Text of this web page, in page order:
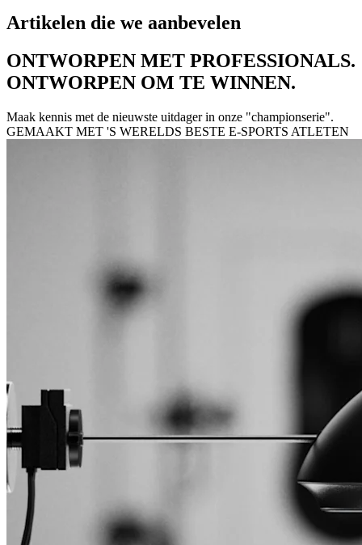
Artikelen die we aanbevelen
ONTWORPEN MET PROFESSIONALS.
ONTWORPEN OM TE WINNEN.
Maak kennis met de nieuwste uitdager in onze "championserie".
GEMAAKT MET 'S WERELDS BESTE E-SPORTS ATLETEN